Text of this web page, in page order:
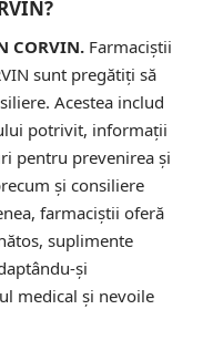
CORVIN. Farmaciștii
sunt pregătiți să
Acestea includ
potrivit, informații
pentru prevenirea și
și consiliere
farmaciștii oferă
suplimente
și
medical și nevoile